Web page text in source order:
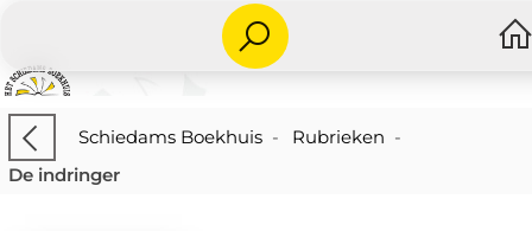
Schiedams Boekhuis- Rubrieken -
De indringer